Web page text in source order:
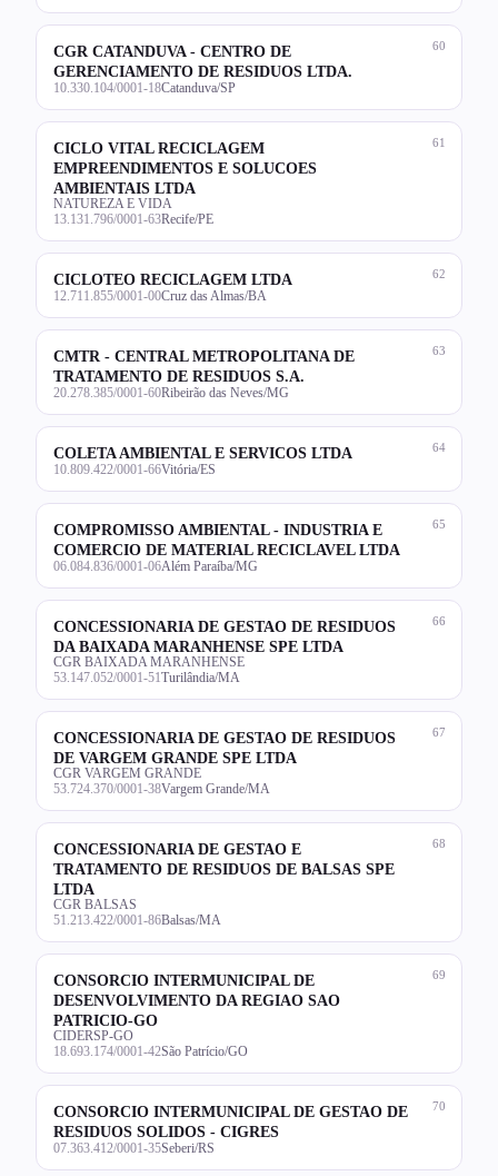
60
CGR CATANDUVA - CENTRO DE
GERENCIAMENTO DE RESIDUOS LTDA.
10.330.104/0001-18Catanduva/SP
61
CICLO VITAL RECICLAGEM
EMPREENDIMENTOS E SOLUCOES
AMBIENTAIS LTDA
NATUREZA E VIDA
13.131.796/0001-63Recife/PE
62
CICLOTEO RECICLAGEM LTDA
12.711.855/0001-00Cruz das Almas/BA
63
CMTR - CENTRAL METROPOLITANA DE
TRATAMENTO DE RESIDUOS S.A.
20.278.385/0001-60Ribeirão das Neves/MG
64
COLETA AMBIENTAL E SERVICOS LTDA
10.809.422/0001-66Vitória/ES
65
COMPROMISSO AMBIENTAL - INDUSTRIA E
COMERCIO DE MATERIAL RECICLAVEL LTDA
06.084.836/0001-06Além Paraíba/MG
66
CONCESSIONARIA DE GESTAO DE RESIDUOS
DA BAIXADA MARANHENSE SPE LTDA
CGR BAIXADA MARANHENSE
53.147.052/0001-51 Turilândia/MA
67
CONCESSIONARIA DE GESTAO DE RESIDUOS
DE VARGEM GRANDE SPE LTDA
CGR VARGEM GRANDE
53.724.370/0001-38Vargem Grande/MA
68
CONCESSIONARIA DE GESTAO E
TRATAMENTO DE RESIDUOS DE BALSAS SPE
LTDA
CGR BALSAS
51.213.422/0001-86Balsas/MA
69
CONSORCIO INTERMUNICIPAL DE
DESENVOLVIMENTO DA REGIAO SAO
PATRICIO-GO
CIDERSP-GO
18.693.174/0001-42São Patrício/GO
70
CONSORCIO INTERMUNICIPAL DE GESTAO DE
RESIDUOS SOLIDOS - CIGRES
07.363.412/0001-35Seberi/RS